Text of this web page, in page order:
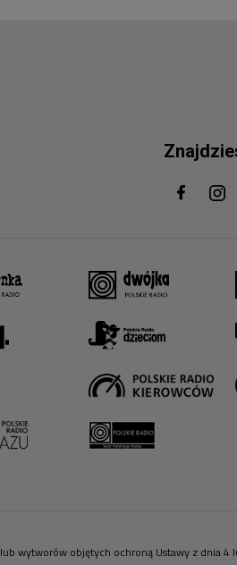
wytworów objętych ochroną Ustawy z dnia 4